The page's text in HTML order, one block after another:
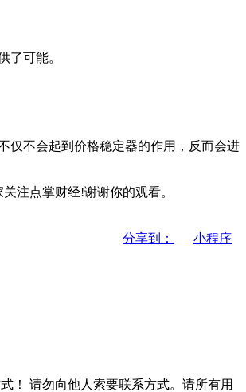
可能。
不会起到价格稳定器的作用，反而会进
注点掌财经!谢谢你的观看。
分享到：
小程序
！
请勿向他人索要联系方式。请所有用